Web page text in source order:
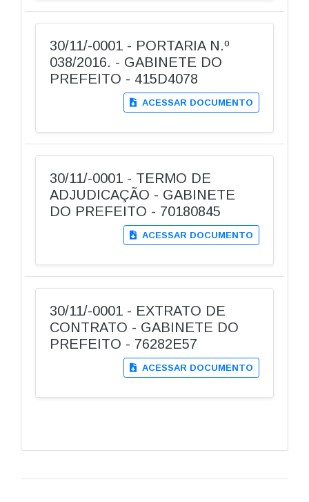
30/11/-0001 - PORTARIA N.º
038/2016. - GABINETE DO
PREFEITO - 415D4078
ACESSAR DOCUMENTO
30/11/-0001 - TERMO DE
ADJUDICAÇÃO - GABINETE
DO PREFEITO - 70180845
ACESSAR DOCUMENTO
30/11/-0001 - EXTRATO DE
CONTRATO - GABINETE DO
PREFEITO - 76282E57
ACESSAR DOCUMENTO